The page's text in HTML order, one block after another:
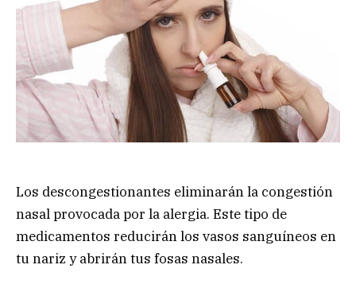
Los descongestionantes eliminarán la congestión
nasal provocada por la alergia. Este tipo de
medicamentos reducirán los vasos sanguíneos en
tu nariz y abrirán tus fosas nasales.